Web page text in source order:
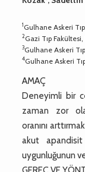
1Gulhane Askeri
2Gazi Tıp
3Gulhane Askeri
4Gulhane Askeri
AMAÇ
Deneyimli bir
zaman zor
oranını
akut
uygunluğunun